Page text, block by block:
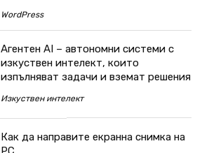
WordPress
Агентен AI – автономни системи с
изкуствен интелект, които
изпълняват задачи и вземат решения
Изкуствен интелект
Как да направите екранна снимка на